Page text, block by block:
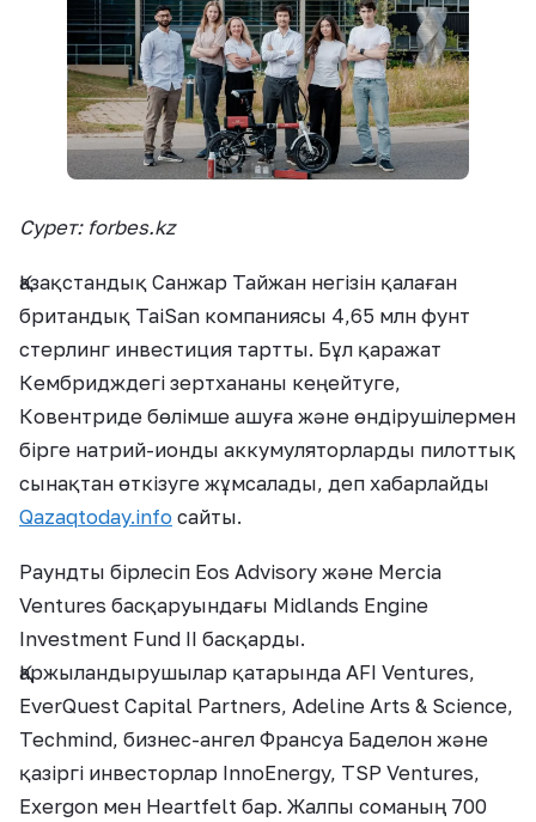
Сурет: forbes.kz
Қазақстандық Санжар Тайжан негізін қалаған
британдық TaiSan компаниясы 4,65 млн фунт
стерлинг инвестиция тартты. Бұл қаражат
Кембридждегі зертхананы кеңейтуге,
Ковентриде бөлімше ашуға және өндірушілермен
бірге натрий-ионды аккумуляторларды пилоттық
сынақтан өткізуге жұмсалады, деп хабарлайды
Qazaqtoday.info сайты.
Раундты бірлесіп Eos Advisory және Mercia
Ventures басқаруындағы Midlands Engine
Investment Fund II басқарды.
Қаржыландырушылар қатарында AFI Ventures,
EverQuest Capital Partners, Adeline Arts & Science,
Techmind, бизнес-ангел Франсуа Баделон және
қазіргі инвесторлар InnoEnergy, TSP Ventures,
Exergon мен Heartfelt бар. Жалпы соманың 700